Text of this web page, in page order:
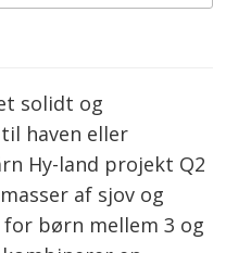
solidt og
haven eller
Hy-land projekt Q2
af sjov og
børn mellem 3 og